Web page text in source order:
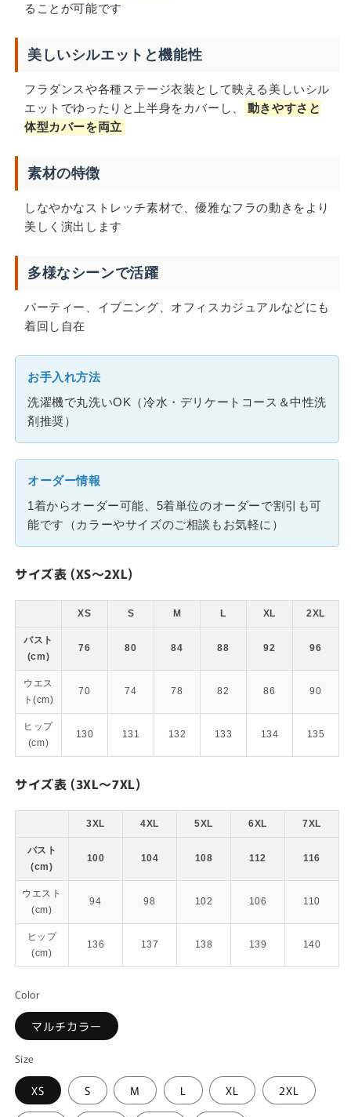
ることが可能です
美しいシルエットと機能性
フラダンスや各種ステージ衣装として映える美しいシル
エットでゆったりと上半身をカバーし、
動きやすさと
体型カバーを両立
素材の特徴
しなやかなストレッチ素材で、優雅なフラの動きをより
美しく演出します
多様なシーンで活躍
パーティー、イブニング、オフィスカジュアルなどにも
着回し自在
お手入れ方法
洗濯機で丸洗いOK（冷水・デリケートコース＆中性洗
剤推奨）
オーダー情報
1着からオーダー可能、5着単位のオーダーで割引も可
能です（カラーやサイズのご相談もお気軽に）
サイズ表 (XS～2XL)
XS S M L XL 2XL
バスト
(cm)
76 80 84 88 92 96
ウエス
ト(cm)
70 74 78 82 86 90
ヒップ
(cm)
130 131 132 133 134 135
サイズ表 (3XL～7XL)
3XL 4XL 5XL 6XL 7XL
バスト
(cm)
100 104 108 112 116
ウエスト
(cm)
94 98 102 106 110
ヒップ
(cm)
136 137 138 139 140
Color
マルチカラー
Size
XS S M L XL 2XL